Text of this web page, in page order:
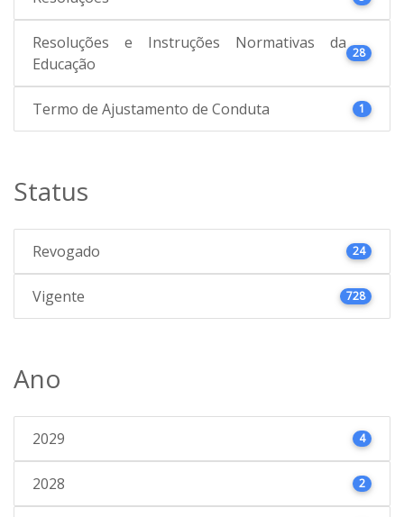
Resoluções e Instruções Normativas da
Educação
28
Termo de Ajustamento de Conduta 1
Status
Revogado 24
Vigente 728
Ano
2029 4
2028 2